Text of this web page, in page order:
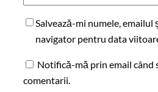
Salvează-mi numele, emailul
navigator pentru data
Notifică-mă prin email când
comentarii.